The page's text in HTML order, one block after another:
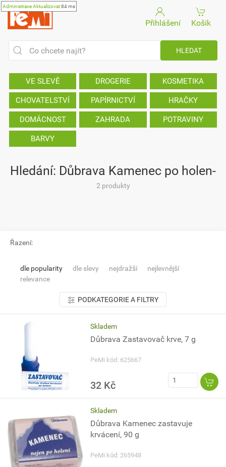
AdministraceAktualizovat84 ms
Přihlášení Košík
VE SLEVĚ DROGERIE KOSMETIKA
CHOVATELSTVÍ PAPÍRNICTVÍ HRAČKY
DOMÁCNOST ZAHRADA POTRAVINY
BARVY
Hledání: Důbrava Kamenec po holen-
2 produkty
Řazení:
dle popularity dle slevy nejdražší
nejlevnější
relevance
PODKATEGORIE A FILTRY
Skladem
Důbrava Zastavovač krve, 7 g
PeMi kód: 625667
32 Kč
Skladem
Důbrava Kamenec zastavuje
krvácení, 90 g
PeMi kód: 265948